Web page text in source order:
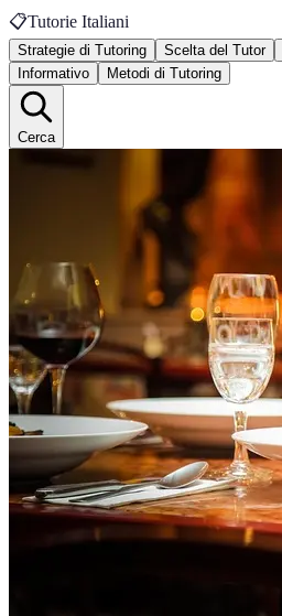
📋Tutorie Italiani
Strategie di Tutoring Scelta del Tutor
Informativo
Metodi di Tutoring
Cerca